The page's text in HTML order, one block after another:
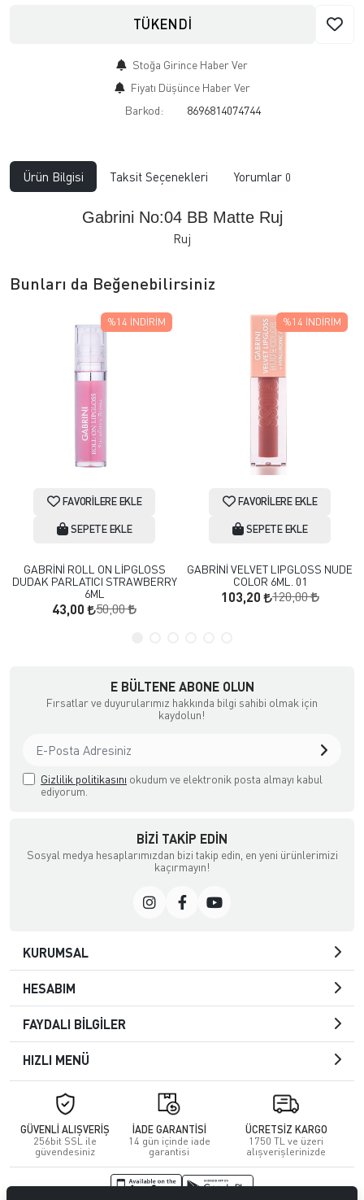
TÜKENDİ
Stoğa Girince Haber Ver
Fiyatı Düşünce Haber Ver
Barkod:
8696814074744
Ürün Bilgisi Taksit Seçenekleri Yorumlar 0
Gabrini No:04 BB Matte Ruj
Ruj
Bunları da Beğenebilirsiniz
FAVORILERE EKLE
SEPETE EKLE
GABRİNİ ROLL ON LİPGLOSS
DUDAK PARLATICI STRAWBERRY
6ML
43,00 50,00
%14 İNDIRIM
FAVORILERE EKLE
SEPETE EKLE
GABRİNİ VELVET LIPGLOSS NUDE
COLOR 6ML. 01
103,20 120,00
%14 İNDIRIM
E BÜLTENE ABONE OLUN
Fırsatlar ve duyurularımız hakkında bilgi sahibi olmak için
kaydolun!
Gizlilik politikasını okudum ve elektronik posta almayı kabul
ediyorum.
BIZI TAKIP EDIN
Sosyal medya hesaplarımızdan bizi takip edin, en yeni ürünlerimizi
kaçırmayın!
KURUMSAL
HESABIM
FAYDALI BİLGİLER
HIZLI MENÜ
GÜVENLİ ALIŞVERİŞ
256bit SSL ile
güvendesiniz
İADE GARANTİSİ
14 gün içinde iade
garantisi
ÜCRETSİZ KARGO
1750 TL ve üzeri
alışverişlerinizde